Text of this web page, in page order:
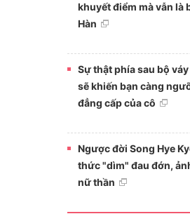
khuyết điểm mà vẫn là
Hàn
Sự thật phía sau bộ
sẽ khiến bạn càng
đẳng cấp của cô
Ngược đời Song Hye
thức "dìm" đau đớn,
nữ thần